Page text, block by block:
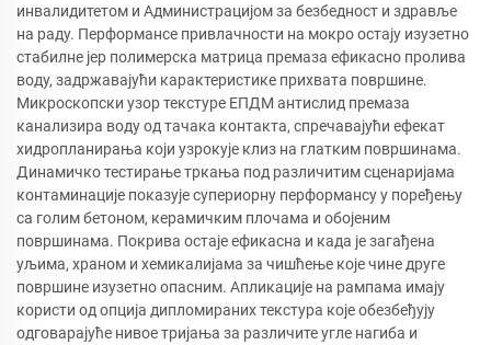
инвалидитетом и Администрацијом за безбедност и здравље
на раду. Перформансе привлачности на мокро остају изузетно
стабилне јер полимерска матрица премаза ефикасно пролива
воду, задржавајући карактеристике прихвата површине.
Микроскопски узор текстуре ЕПДМ антислид премаза
канализира воду од тачака контакта, спречавајући ефекат
хидропланирања који узрокује клиз на глатким површинама.
Динамичко тестирање тркања под различитим сценаријама
контаминације показује супериорну перформансу у поређењу
са голим бетоном, керамичким плочама и обојеним
површинама. Покрива остаје ефикасна и када је загађена
уљима, храном и хемикалијама за чишћење које чине друге
површине изузетно опасним. Апликације на рампама имају
користи од опција дипломираних текстура које обезбеђују
одговарајуће нивое тријања за различите угле нагиба и